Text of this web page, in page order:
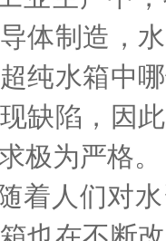
体制造，
纯水箱中
缺陷，因
极为严格。
人们对水